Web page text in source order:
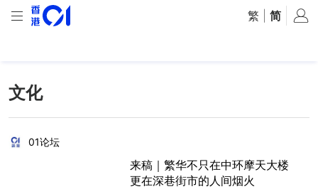
繁 简
文化
01论坛
来稿｜繁华不只在中环摩天大楼
更在深巷街市的人间烟火